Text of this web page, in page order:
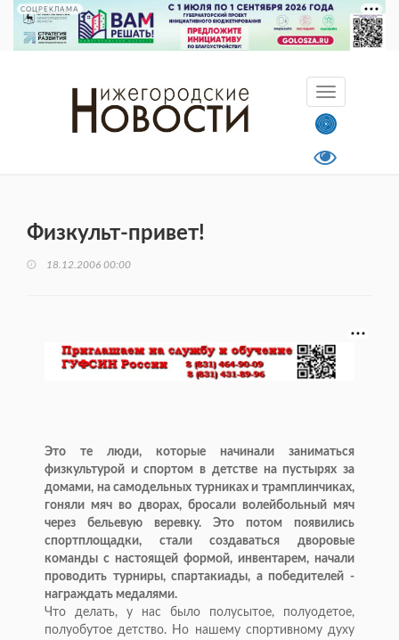
СОЦРЕКЛАМА
Физкульт-привет!
18.12.2006 00:00
Это те люди, которые начинали заниматься
физкультурой и спортом в детстве на пустырях за
домами, на самодельных турниках и трамплинчиках,
гоняли мяч во дворах, бросали волейбольный мяч
через бельевую веревку. Это потом появились
спортплощадки, стали создаваться дворовые
команды с настоящей формой, инвентарем, начали
проводить турниры, спартакиады, а победителей -
награждать медалями.
Что делать, у нас было полусытое, полуодетое,
полуобутое детство. Но нашему спортивному духу